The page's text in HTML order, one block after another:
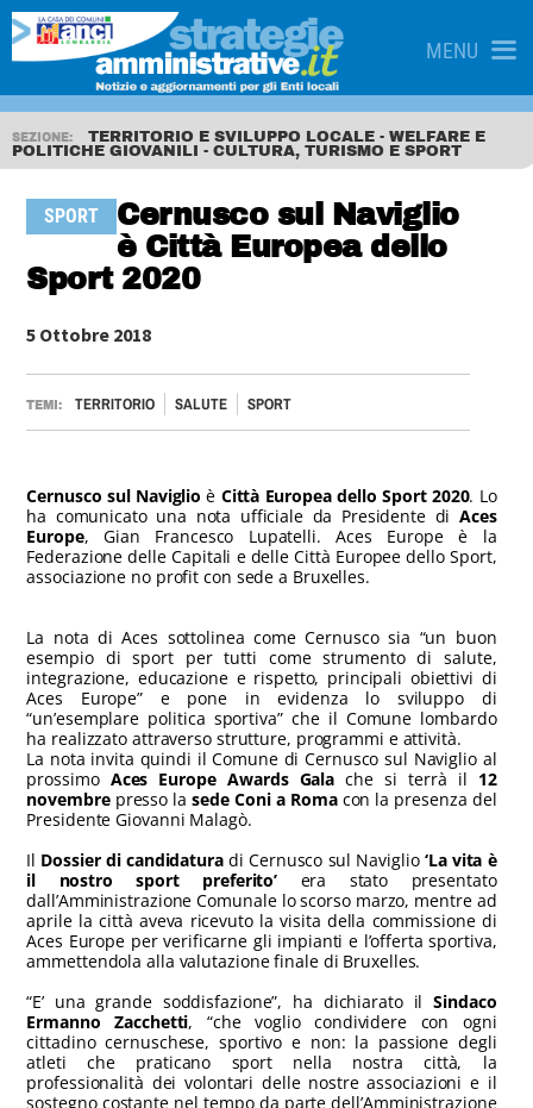
MENU
SEZIONE:
TERRITORIO E SVILUPPO LOCALE - WELFARE E
POLITICHE GIOVANILI - CULTURA, TURISMO E SPORT
SPORT
Cernusco sul Naviglio
è Città Europea dello
Sport 2020
5 Ottobre 2018
TEMI: TERRITORIO SALUTE SPORT
Cernusco sul Naviglio è Città Europea dello Sport 2020. Lo
ha comunicato una nota ufficiale da Presidente di Aces
Europe, Gian Francesco Lupatelli. Aces Europe è la
Federazione delle Capitali e delle Città Europee dello Sport,
associazione no profit con sede a Bruxelles.
La nota di Aces sottolinea come Cernusco sia “un buon
esempio di sport per tutti come strumento di salute,
integrazione, educazione e rispetto, principali obiettivi di
Aces Europe” e pone in evidenza lo sviluppo di
“un’esemplare politica sportiva” che il Comune lombardo
ha realizzato attraverso strutture, programmi e attività.
La nota invita quindi il Comune di Cernusco sul Naviglio al
prossimo Aces Europe Awards Gala che si terrà il 12
novembrepresso lasede Coni a Romacon la presenza del
Presidente Giovanni Malagò.
Il Dossier di candidaturadi Cernusco sul Naviglio ‘La vita è
il nostro sport preferito’ era stato presentato
dall’Amministrazione Comunale lo scorso marzo, mentre ad
aprile la città aveva ricevuto la visita della commissione di
Aces Europe per verificarne gli impianti e l’offerta sportiva,
ammettendola alla valutazione finale di Bruxelles.
“E’ una grande soddisfazione”, ha dichiarato ilSindaco
Ermanno Zacchetti, “che voglio condividere con ogni
cittadino cernuschese, sportivo e non: la passione degli
atleti che praticano sport nella nostra città, la
professionalità dei volontari delle nostre associazioni e il
sostegno costante nel tempo da parte dell’Amministrazione